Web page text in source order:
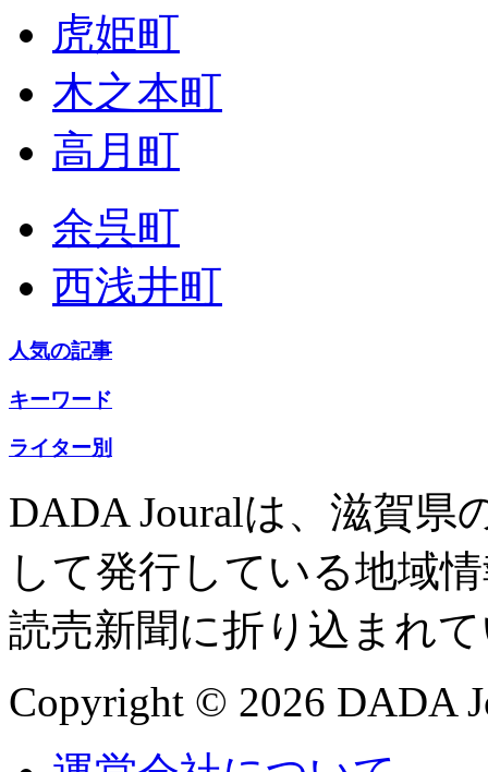
虎姫町
木之本町
高月町
余呉町
西浅井町
人気の記事
キーワード
ライター別
DADA Jouralは、滋賀県
して発行している地域
読売新聞に折り込まれ
Copyright © 2026 DADA